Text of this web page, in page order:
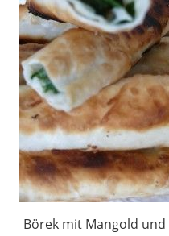
Börek mit Mangold und